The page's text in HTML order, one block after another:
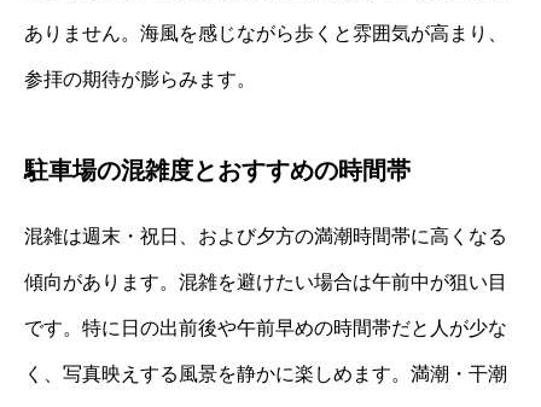
ありません。海風を感じながら歩くと雰囲気が高まり、
参拝の期待が膨らみます。
駐車場の混雑度とおすすめの時間帯
混雑は週末・祝日、および夕方の満潮時間帯に高くなる
傾向があります。混雑を避けたい場合は午前中が狙い目
です。特に日の出前後や午前早めの時間帯だと人が少な
く、写真映えする風景を静かに楽しめます。満潮・干潮